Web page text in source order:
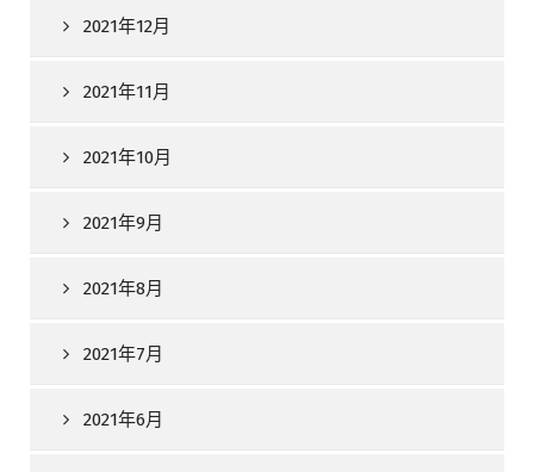
2021年12月
2021年11月
2021年10月
2021年9月
2021年8月
2021年7月
2021年6月